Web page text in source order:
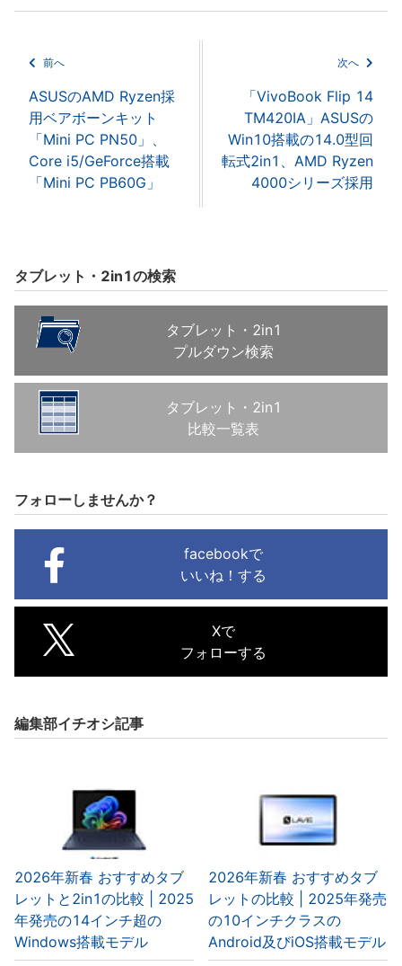
前へ
ASUSのAMD Ryzen採
用ベアボーンキット
「Mini PC PN50」、
Core i5/GeForce搭載
「Mini PC PB60G」
次へ
「VivoBook Flip 14
TM420IA」ASUSの
Win10搭載の14.0型回
転式2in1、AMD Ryzen
4000シリーズ採用
タブレット・2in1の検索
タブレット・2in1
プルダウン検索
タブレット・2in1
比較一覧表
フォローしませんか？
facebookで
いいね！する
Xで
フォローする
編集部イチオシ記事
2026年新春 おすすめタブ
レットと2in1の比較 | 2025
年発売の14インチ超の
Windows搭載モデル
2026年新春 おすすめタブ
レットの比較 | 2025年発売
の10インチクラスの
Android及びiOS搭載モデル